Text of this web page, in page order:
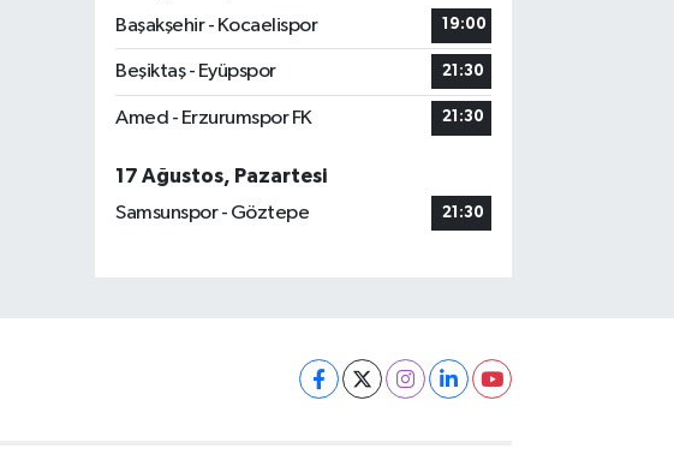
Başakşehir - Kocaelispor
19:00
Beşiktaş - Eyüpspor 21:30
Amed - Erzurumspor FK 21:30
17 Ağustos, Pazartesi
Samsunspor - Göztepe
21:30